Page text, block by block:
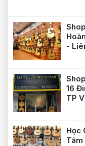
-
16
TP
Học
Tâm